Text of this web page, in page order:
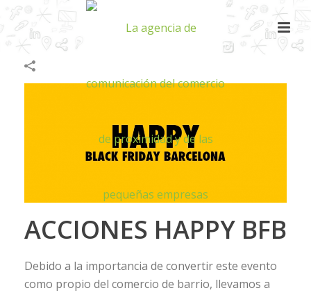
ACCIONES HAPPY BFB
Debido a la importancia de convertir este evento
como propio del comercio de barrio, llevamos a